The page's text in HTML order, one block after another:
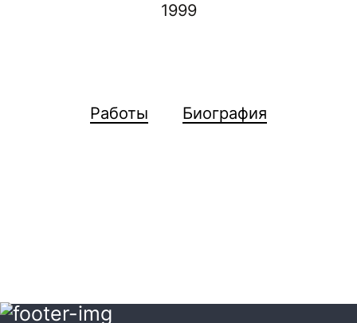
1999
Работы Биография